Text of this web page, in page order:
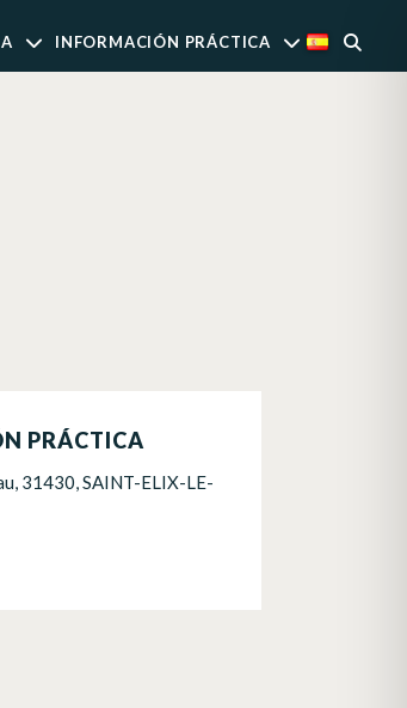
INFORMACIÓN PRÁCTICA
PRÁCTICA
31430, SAINT-ELIX-LE-